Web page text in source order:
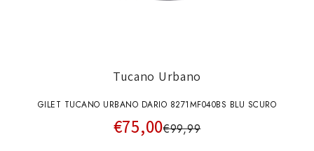
Tucano Urbano
GILET TUCANO URBANO DARIO 8271MF040BS BLU SCURO
€75,00€99,99